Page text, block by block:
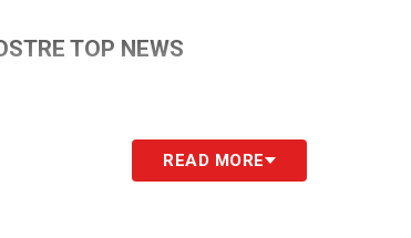
TOP NEWS
READ MORE